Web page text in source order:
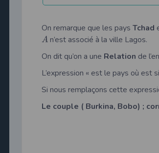
On remarque que les pays Tchad
An’est associé à la ville Lagos.
On dit qu’on a une Relation de
L’expression « est le pays où est
Si nous remplaçons cette
Le couple ( Burkina, Bobo) ;